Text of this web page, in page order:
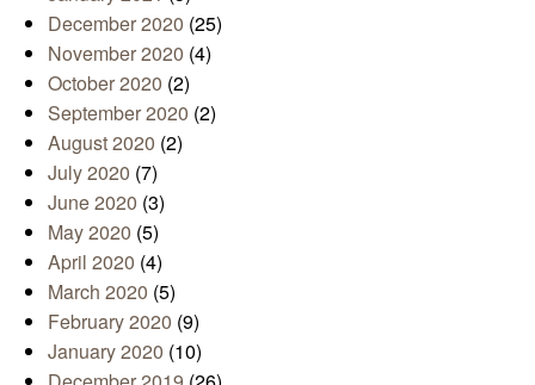
December 2020 (25)
November 2020 (4)
October 2020 (2)
September 2020 (2)
August 2020 (2)
July 2020 (7)
June 2020 (3)
May 2020 (5)
April 2020 (4)
March 2020 (5)
February 2020 (9)
January 2020 (10)